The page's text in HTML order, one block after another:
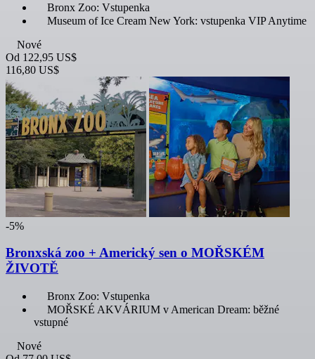
Bronx Zoo: Vstupenka
Museum of Ice Cream New York: vstupenka VIP Anytime
Nové
Od 122,95 US$
116,80 US$
-5%
Bronxská zoo + Americký sen o MOŘSKÉM
ŽIVOTĚ
Bronx Zoo: Vstupenka
MOŘSKÉ AKVÁRIUM v American Dream: běžné
vstupné
Nové